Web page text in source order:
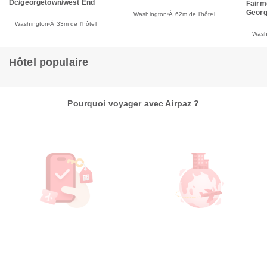
Dc/georgetown/west End
Washington À 33m de l'hôtel
Washington À 62m de l'hôtel
Hôtel populaire
Pourquoi voyager avec Airpaz ?